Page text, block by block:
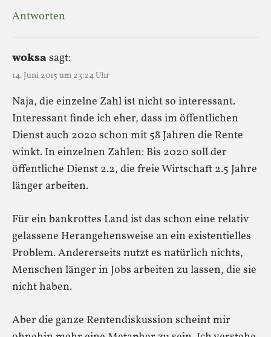
Antworten
woksasagt:
14. Juni 2015 um 23:24 Uhr
Naja, die einzelne Zahl ist nicht so interessant.
Interessant finde ich eher, dass im öffentlichen
Dienst auch 2020 schon mit 58 Jahren die Rente
winkt. In einzelnen Zahlen: Bis 2020 soll der
öffentliche Dienst 2.2, die freie Wirtschaft 2.5 Jahre
länger arbeiten.
Für ein bankrottes Land ist das schon eine relativ
gelassene Herangehensweise an ein existentielles
Problem. Andererseits nutzt es natürlich nichts,
Menschen länger in Jobs arbeiten zu lassen, die sie
nicht haben.
Aber die ganze Rentendiskussion scheint mir